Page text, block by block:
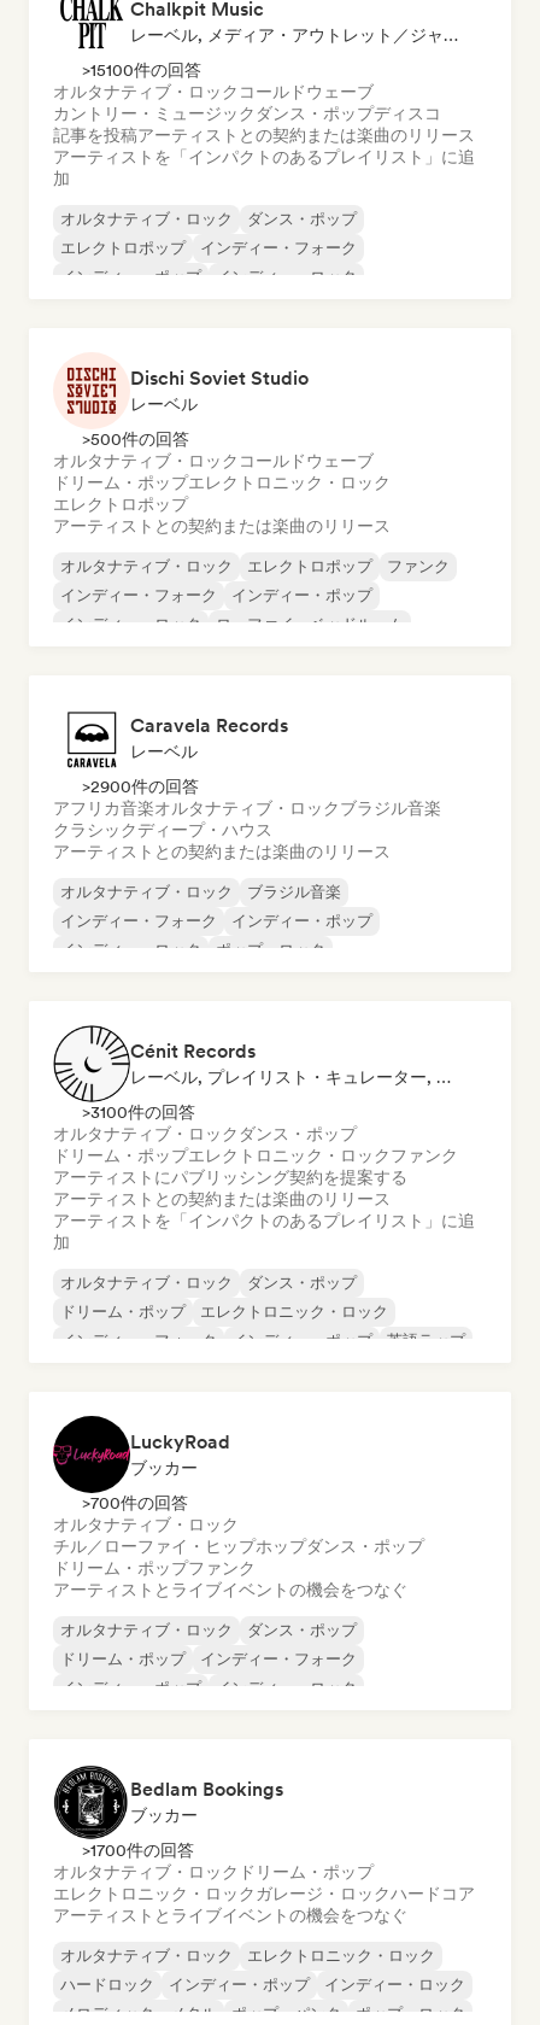
Chalkpit Music
レーベル, メディア・アウトレット／ジャーナリスト, プレイリスト・キュレーター
>15100件の回答
オルタナティブ・ロック コールドウェーブ
カントリー・ミュージック ダンス・ポップディスコ
記事を投稿アーティストとの契約または楽曲のリリース
アーティストを「インパクトのあるプレイリスト」に追
加
オルタナティブ・ロック
ダンス・ポップ
エレクトロポップ
インディー・フォーク
インディー・ポップ
インディー・ロック
Dischi Soviet Studio
レーベル
>500件の回答
オルタナティブ・ロック コールドウェーブ
ドリーム・ポップエレクトロニック・ロック
エレクトロポップ
アーティストとの契約または楽曲のリリース
オルタナティブ・ロック エレクトロポップ
ファンク
インディー・フォーク
インディー・ポップ
インディー・ロック
ローファイ・ベッドルーム
Caravela Records
レーベル
>2900件の回答
アフリカ音楽オルタナティブ・ロックブラジル音楽
クラシックディープ・ハウス
アーティストとの契約または楽曲のリリース
オルタナティブ・ロック
ブラジル音楽
インディー・フォーク
インディー・ポップ
インディー・ロック
ポップ・ロック
Cénit Records
レーベル, プレイリスト・キュレーター, 発行者
>3100件の回答
オルタナティブ・ロック ダンス・ポップ
ドリーム・ポップエレクトロニック・ロックファンク
アーティストにパブリッシング契約を提案する
アーティストとの契約または楽曲のリリース
アーティストを「インパクトのあるプレイリスト」に追
加
オルタナティブ・ロック
ダンス・ポップ
ドリーム・ポップ
エレクトロニック・ロック
インディー・フォーク
インディー・ポップ
英語ラップ
LuckyRoad
ブッカー
>700件の回答
オルタナティブ・ロック
チル／ローファイ・ヒップホップダンス・ポップ
ドリーム・ポップファンク
アーティストとライブイベントの機会をつなぐ
オルタナティブ・ロック
ダンス・ポップ
ドリーム・ポップ
インディー・フォーク
インディー・ポップ
インディー・ロック
Bedlam Bookings
ブッカー
>1700件の回答
オルタナティブ・ロック ドリーム・ポップ
エレクトロニック・ロックガレージ・ロックハードコア
アーティストとライブイベントの機会をつなぐ
オルタナティブ・ロック
エレクトロニック・ロック
ハードロック
インディー・ポップ
インディー・ロック
メロディック・メタル
ポップ・パンク ポップ・ロック